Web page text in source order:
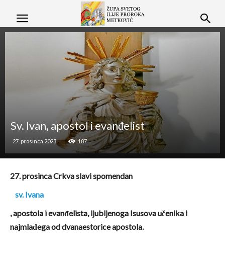
Sv. Ivan, apostol i evanđelist
27. prosinca 2023. 187
27. prosinca Crkva slavi spomendan
sv. Ivana
, apostola i evanđelista, ljubljenoga Isusova učenika i
najmlađega od dvanaestorice apostola.